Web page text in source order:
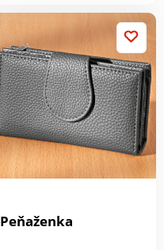
Peňaženka